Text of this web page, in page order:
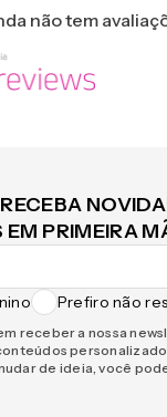
não tem
PRIMEIRA
Prefiro não
receber a nossa
de ideia, você